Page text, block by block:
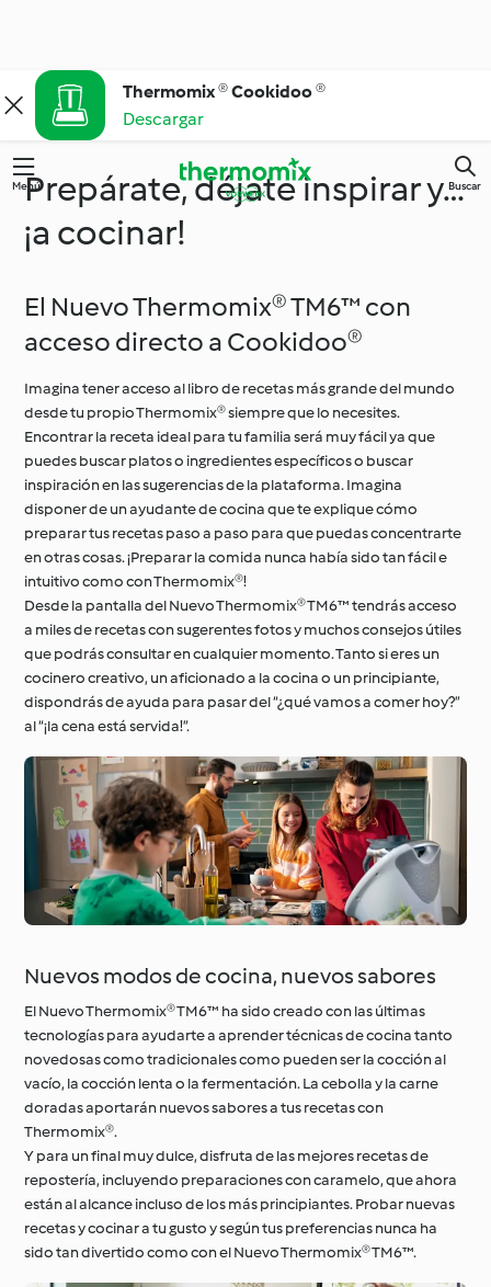
Thermomix ® Cookidoo ®
Descargar
Menú Buscar
Prepárate, déjate inspirar y…
¡a cocinar!
El Nuevo Thermomix® TM6™ con
acceso directo a Cookidoo®
Imagina tener acceso al libro de recetas más grande del mundo
desde tu propio Thermomix® siempre que lo necesites.
Encontrar la receta ideal para tu familia será muy fácil ya que
puedes buscar platos o ingredientes específicos o buscar
inspiración en las sugerencias de la plataforma. Imagina
disponer de un ayudante de cocina que te explique cómo
preparar tus recetas paso a paso para que puedas concentrarte
en otras cosas. ¡Preparar la comida nunca había sido tan fácil e
intuitivo como con Thermomix®!
Desde la pantalla del Nuevo Thermomix® TM6™ tendrás acceso
a miles de recetas con sugerentes fotos y muchos consejos útiles
que podrás consultar en cualquier momento. Tanto si eres un
cocinero creativo, un aficionado a la cocina o un principiante,
dispondrás de ayuda para pasar del “¿qué vamos a comer hoy?”
al “¡la cena está servida!”.
Nuevos modos de cocina, nuevos sabores
El Nuevo Thermomix® TM6™ ha sido creado con las últimas
tecnologías para ayudarte a aprender técnicas de cocina tanto
novedosas como tradicionales como pueden ser la cocción al
vacío, la cocción lenta o la fermentación. La cebolla y la carne
doradas aportarán nuevos sabores a tus recetas con
Thermomix®.
Y para un final muy dulce, disfruta de las mejores recetas de
repostería, incluyendo preparaciones con caramelo, que ahora
están al alcance incluso de los más principiantes. Probar nuevas
recetas y cocinar a tu gusto y según tus preferencias nunca ha
sido tan divertido como con el Nuevo Thermomix® TM6™.